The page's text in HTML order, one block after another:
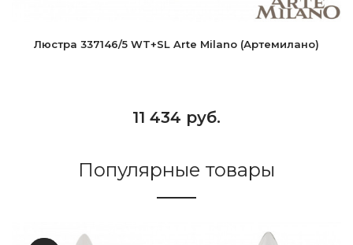
Люстра 337146/5 WT+SL Arte Milano (Артемилано)
11 434 руб.
Популярные товары